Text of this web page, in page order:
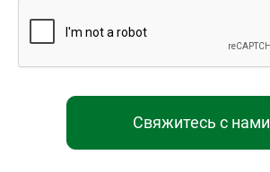
Свяжитесь с нами